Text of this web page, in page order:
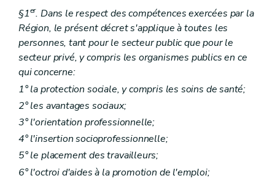
§1er. Dans le respect des compétences exercées par la
Région, le présent décret s'applique à toutes les
personnes, tant pour le secteur public que pour le
secteur privé, y compris les organismes publics en ce
qui concerne:
1° la protection sociale, y compris les soins de santé;
2° les avantages sociaux;
3° l'orientation professionnelle;
4° l'insertion socioprofessionnelle;
5° le placement des travailleurs;
6° l'octroi d'aides à la promotion de l'emploi;